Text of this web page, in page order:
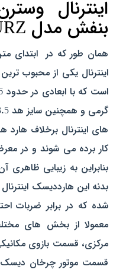
اینترنال
بنفش مدل WD20PURZ
همان طور که در ابتدای
اینترنال یکی از محبوب
های اینترنال برخلاف
کار برده می شوند و در
بنابراین به زیبایی
بدنه این هارددیسک
شده که در برابر ضربات
معمولا از بخش‌ های
قسمت موتور چرخان دیسک